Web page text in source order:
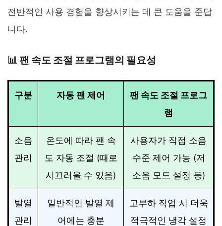
전반적인 사용 경험을 향상시키는 데 큰 도움을 준답
니다.
📊 팬 속도 조절 프로그램의 필요성
구분 자동 팬 제어
팬 속도 조절 프로그
램
소음
관리
온도에 따라 팬 속
도 자동 조절 (때로
시끄러울 수 있음)
사용자가 직접 소음
수준 제어 가능 (저
소음 모드 설정 등)
발열
관리
일반적인 발열 제
어에는 충분
고부하 작업 시 더욱
적극적인 냉각 설정